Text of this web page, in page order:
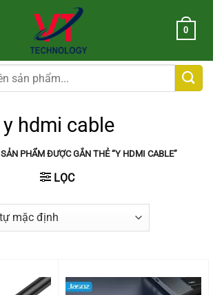
0
y hdmi cable
SẢN PHẨM ĐƯỢC GẮN THẺ “Y HDMI CABLE”
LỌC